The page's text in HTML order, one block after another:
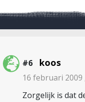
#6 koos
16 februari 2009
Zorgelijk is dat